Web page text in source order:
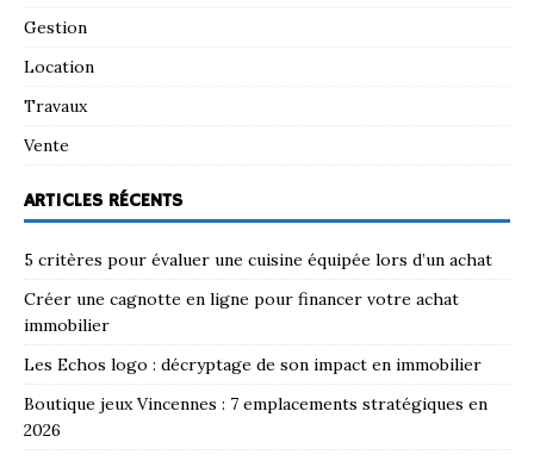
Gestion
Location
Travaux
Vente
ARTICLES RÉCENTS
5 critères pour évaluer une cuisine équipée lors d’un achat
Créer une cagnotte en ligne pour financer votre achat
immobilier
Les Echos logo : décryptage de son impact en immobilier
Boutique jeux Vincennes : 7 emplacements stratégiques en
2026